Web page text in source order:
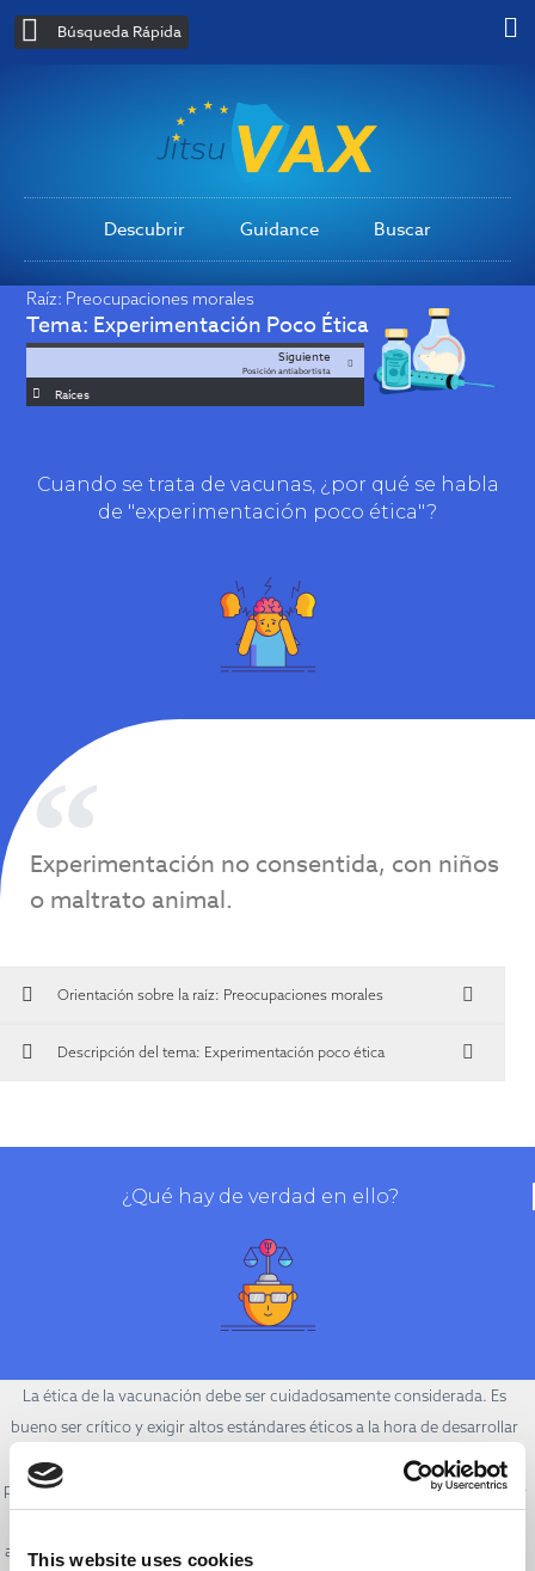
This website uses cookies
Búsqueda Rápida
Descubrir Guidance Buscar
Raíz: Preocupaciones morales
Tema: Experimentación Poco Ética
Siguiente
Posición antiabortista
Raíces
Cuando se trata de vacunas, ¿por qué se habla
de "experimentación poco ética"?
Experimentación no consentida, con niños
o maltrato animal.
Orientación sobre la raíz: Preocupaciones morales
Descripción del tema: Experimentación poco ética
¿Qué hay de verdad en ello?
La ética de la vacunación debe ser cuidadosamente considerada. Es
bueno ser crítico y exigir altos estándares éticos a la hora de desarrollar
tratamientos médicos. Existen directrices internacionales muy estrictas
para los ensayos clínicos con personas, pero no siempre se han cumplido
abusos en el pasado, como ocurrió durante la Segunda Guerra Mundial y